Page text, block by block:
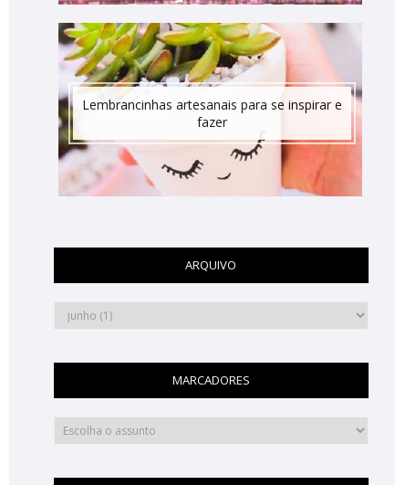
Lembrancinhas artesanais para se inspirar e
fazer
ARQUIVO
MARCADORES